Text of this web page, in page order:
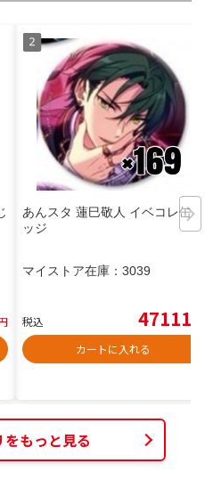
あんスタ 蓮巳敬人 イベコレ缶バ
ッジ
マイストア在庫： 3039
税込 47111
カートに入れる
もっと見る